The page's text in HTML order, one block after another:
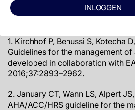
INLOGGEN
gerelateerde acute hersenlaesies
1. Kirchhof P, Benussi S, Kotecha
Guidelines for the management
developed in collaboration with
2016;37:2893–2962.
2. January CT, Wann LS, Alpert
AHA/ACC/HRS guideline for the